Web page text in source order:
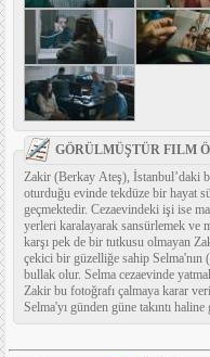
GÖRÜLMÜŞTÜR FILM
Zakir (Berkay Ateş), İstanbul’daki
oturduğu evinde tekdüze bir hayat
geçmektedir. Cezaevindeki işi ise
yerleri karalayarak sansürlemek ve
karşı pek de bir tutkusu olmayan
çekici bir güzelliğe sahip Selma'nın
bullak olur. Selma cezaevinde
Zakir bu fotoğrafı çalmaya karar
Selma'yı günden güne takıntı haline